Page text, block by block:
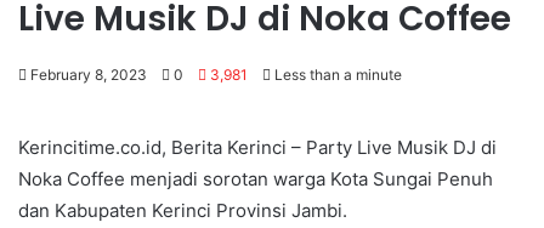
Live Musik DJ di Noka Coffee
February 8, 2023 0 3,981 Less than a minute
Kerincitime.co.id, Berita Kerinci – Party Live Musik DJ di
Noka Coffee menjadi sorotan warga Kota Sungai Penuh
dan Kabupaten Kerinci Provinsi Jambi.